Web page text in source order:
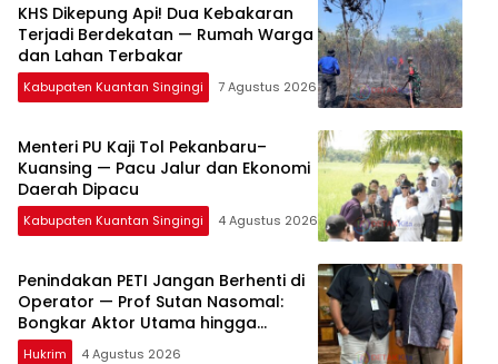
KHS Dikepung Api! Dua Kebakaran
Terjadi Berdekatan — Rumah Warga
dan Lahan Terbakar
Kabupaten Kuantan Singingi 7 Agustus 2026
Menteri PU Kaji Tol Pekanbaru–
Kuansing — Pacu Jalur dan Ekonomi
Daerah Dipacu
Kabupaten Kuantan Singingi 4 Agustus 2026
Penindakan PETI Jangan Berhenti di
Operator — Prof Sutan Nasomal:
Bongkar Aktor Utama hingga
Pemodal
Hukrim 4 Agustus 2026